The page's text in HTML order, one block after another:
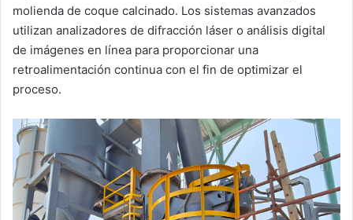
molienda de coque calcinado. Los sistemas avanzados
utilizan analizadores de difracción láser o análisis digital
de imágenes en línea para proporcionar una
retroalimentación continua con el fin de optimizar el
proceso.